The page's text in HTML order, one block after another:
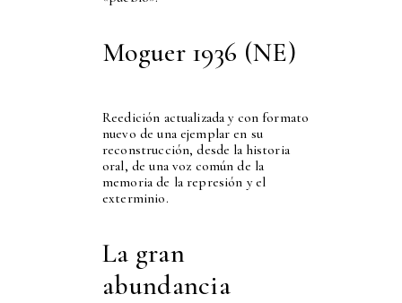
Moguer 1936 (NE)
Reedición actualizada y con formato
nuevo de una ejemplar en su
reconstrucción, desde la historia
oral, de una voz común de la
memoria de la represión y el
exterminio.
La gran
abundancia